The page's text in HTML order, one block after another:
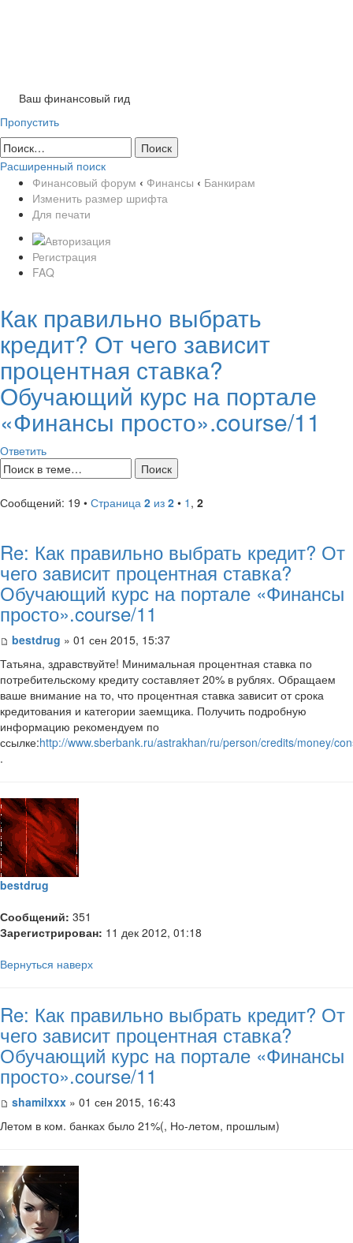
Ваш финансовый гид
Пропустить
Расширенный поиск
Финансовый форум ‹ Финансы ‹ Банкирам
Изменить размер шрифта
Для печати
Регистрация
FAQ
Как правильно выбрать
кредит? От чего зависит
процентная ставка?
Обучающий курс на портале
«Финансы просто».course/11
Ответить
Сообщений: 19 • Страница 2 из 2 • 1 , 2
Re: Как правильно выбрать кредит? От
чего зависит процентная ставка?
Обучающий курс на портале «Финансы
просто».course/11
bestdrug » 01 сен 2015, 15:37
Татьяна, здравствуйте! Минимальная процентная ставка по
потребительскому кредиту составляет 20% в рублях. Обращаем
ваше внимание на то, что процентная ставка зависит от срока
кредитования и категории заемщика. Получить подробную
информацию рекомендуем по
ссылке:http://www.sberbank.ru/astrakhan/ru/person/credits/money/
.
bestdrug
Сообщений: 351
Зарегистрирован: 11 дек 2012, 01:18
Вернуться наверх
Re: Как правильно выбрать кредит? От
чего зависит процентная ставка?
Обучающий курс на портале «Финансы
просто».course/11
shamilxxx » 01 сен 2015, 16:43
Летом в ком. банках было 21%(, Но-летом, прошлым)